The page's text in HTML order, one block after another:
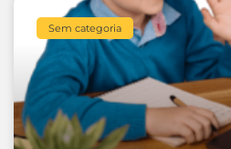
Sem categoria